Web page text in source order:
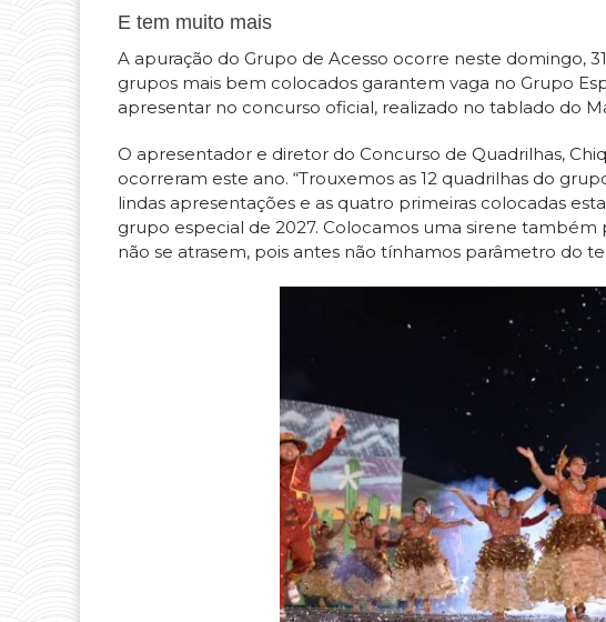
E tem muito mais
A apuração do Grupo de Acesso ocorre neste domingo,
grupos mais bem colocados garantem vaga no Grupo
apresentar no concurso oficial, realizado no tablado do
O apresentador e diretor do Concurso de Quadrilhas,
ocorreram este ano. “Trouxemos as 12 quadrilhas do
lindas apresentações e as quatro primeiras colocadas
grupo especial de 2027. Colocamos uma sirene
não se atrasem, pois antes não tínhamos parâmetro do